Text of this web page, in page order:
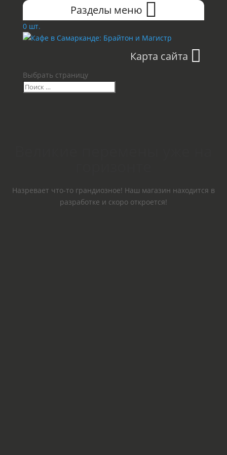
Разделы меню
0 шт.
Карта сайта
Выбрать страницу
Назревает что-то грандиозное! Наш магазин находится в
разработке и скоро откроется!